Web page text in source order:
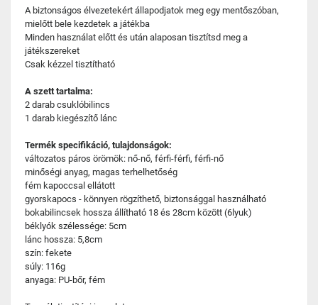
A biztonságos élvezetekért állapodjatok meg egy mentőszóban,
mielőtt bele kezdetek a játékba
Minden használat előtt és után alaposan tisztítsd meg a
játékszereket
Csak kézzel tisztítható
A szett tartalma:
2 darab csuklóbilincs
1 darab kiegészítő lánc
Termék specifikáció, tulajdonságok:
változatos páros örömök: nő-nő, férfi-férfi, férfi-nő
minőségi anyag, magas terhelhetőség
fém kapoccsal ellátott
gyorskapocs - könnyen rögzíthető, biztonsággal használható
bokabilincsek hossza állítható 18 és 28cm között (6lyuk)
béklyók szélessége: 5cm
lánc hossza: 5,8cm
szín: fekete
súly: 116g
anyaga: PU-bőr, fém